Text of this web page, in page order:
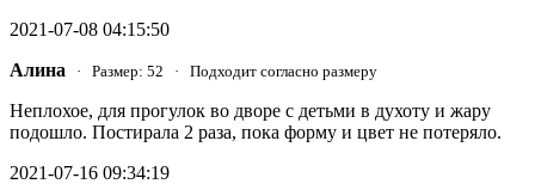
2021-07-08 04:15:50
Алина · Размер: 52 · Подходит согласно размеру
Неплохое, для прогулок во дворе с детьми в духоту и жару
подошло. Постирала 2 раза, пока форму и цвет не потеряло.
2021-07-16 09:34:19